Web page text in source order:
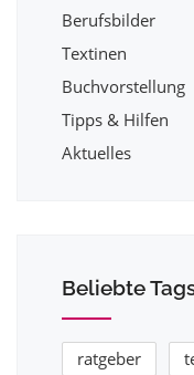
Berufsbilder
Textinen
Buchvorstellung
Tipps & Hilfen
Aktuelles
Beliebte
ratgeber